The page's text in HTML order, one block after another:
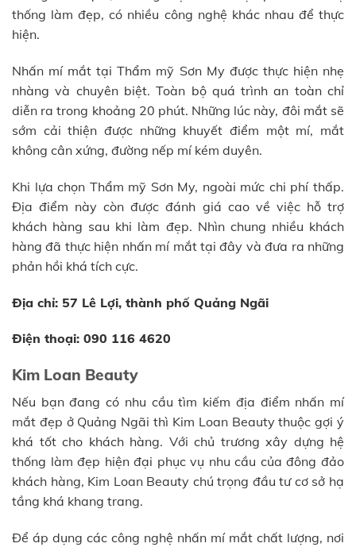
thống làm đẹp, có nhiều công nghệ khác nhau để thực
hiện.
Nhấn mí mắt tại Thẩm mỹ Sơn My được thực hiện nhẹ
nhàng và chuyên biệt. Toàn bộ quá trình an toàn chỉ
diễn ra trong khoảng 20 phút. Những lúc này, đôi mắt sẽ
sớm cải thiện được những khuyết điểm một mí, mắt
không cân xứng, đường nếp mí kém duyên.
Khi lựa chọn Thẩm mỹ Sơn My, ngoài mức chi phí thấp.
Địa điểm này còn được đánh giá cao về việc hỗ trợ
khách hàng sau khi làm đẹp. Nhìn chung nhiều khách
hàng đã thực hiện nhấn mí mắt tại đây và đưa ra những
phản hồi khá tích cực.
Địa chỉ: 57 Lê Lợi, thành phố Quảng Ngãi
Điện thoại: 090 116 4620
Kim Loan Beauty
Nếu bạn đang có nhu cầu tìm kiếm địa điểm nhấn mí
mắt đẹp ở Quảng Ngãi thì Kim Loan Beauty thuộc gợi ý
khá tốt cho khách hàng. Với chủ trương xây dựng hệ
thống làm đẹp hiện đại phục vụ nhu cầu của đông đảo
khách hàng, Kim Loan Beauty chú trọng đầu tư cơ sở hạ
tầng khá khang trang.
Để áp dụng các công nghệ nhấn mí mắt chất lượng, nơi